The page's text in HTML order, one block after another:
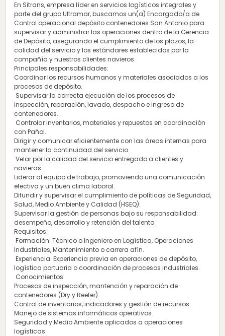
En Sitrans, empresa líder en servicios logísticos integrales y
parte del grupo Ultramar, buscamos un(a) Encargado/a de
Control operacional depósito contenedores San Antonio para
supervisar y administrar las operaciones dentro de la Gerencia
de Depósito, asegurando el cumplimiento de los plazos, la
calidad del servicio y los estándares establecidos por la
compañía y nuestros clientes navieros.
Principales responsabilidades:
Coordinar los recursos humanos y materiales asociados a los
procesos de depósito.
Supervisar la correcta ejecución de los procesos de
inspección, reparación, lavado, despacho e ingreso de
contenedores.
Controlar inventarios, materiales y repuestos en coordinación
con Pañol.
Dirigir y comunicar eficientemente con las áreas internas para
mantener la continuidad del servicio.
Velar por la calidad del servicio entregado a clientes y
navieras.
Liderar al equipo de trabajo, promoviendo una comunicación
efectiva y un buen clima laboral.
Difundir y supervisar el cumplimiento de políticas de Seguridad,
Salud, Medio Ambiente y Calidad (HSEQ).
Supervisar la gestión de personas bajo su responsabilidad:
desempeño, desarrollo y retención del talento.
Requisitos:
Formación: Técnico o Ingeniero en Logística, Operaciones
Industriales, Mantenimiento o carrera afín.
Experiencia: Experiencia previa en operaciones de depósito,
logística portuaria o coordinación de procesos industriales.
Conocimientos:
Procesos de inspección, mantención y reparación de
contenedores (Dry y Reefer).
Control de inventarios, indicadores y gestión de recursos.
Manejo de sistemas informáticos operativos.
Seguridad y Medio Ambiente aplicados a operaciones
logísticas.